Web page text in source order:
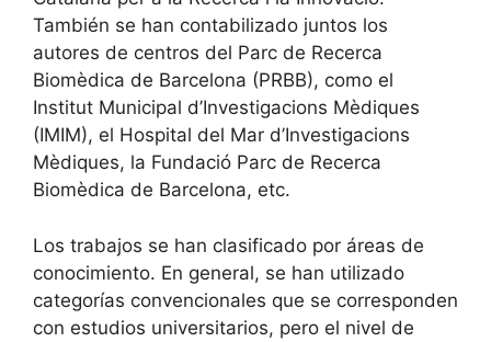
También se han contabilizado juntos los
autores de centros del Parc de Recerca
Biomèdica de Barcelona (PRBB), como el
Institut Municipal d’Investigacions Mèdiques
(IMIM), el Hospital del Mar d’Investigacions
Mèdiques, la Fundació Parc de Recerca
Biomèdica de Barcelona, etc.
Los trabajos se han clasificado por áreas de
conocimiento. En general, se han utilizado
categorías convencionales que se corresponden
con estudios universitarios, pero el nivel de